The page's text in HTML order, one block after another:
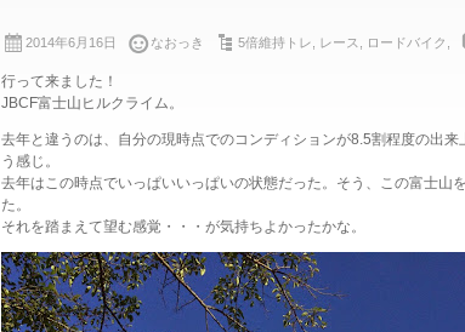
2014年6月16日 なおっき 5倍維持トレ レース ロードバイク
行って来ました！
JBCF富士山ヒルクライム。
去年と違うのは、自分の現時点でのコンディションが8.5割程度の出
う感じ。
去年はこの時点でいっぱいいっぱいの状態だった。そう、この富士山
た。
それを踏まえて望む感覚・・・が気持ちよかったかな。